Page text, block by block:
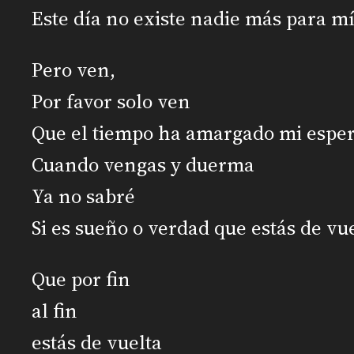
Este día no existe nadie más para mí
Pero ven,
Por favor solo ven
Que el tiempo ha amargado mi
Cuando vengas y duerma
Ya no sabré
Si es sueño o verdad que estás de
Que por fin
al fin
estás de vuelta